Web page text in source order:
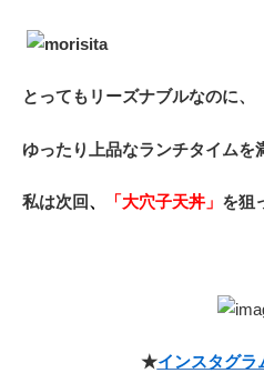
とってもリーズナブルなのに、
ゆったり上品なランチタイムを
私は次回、 「大穴子天丼」 を狙
★インスタグラ